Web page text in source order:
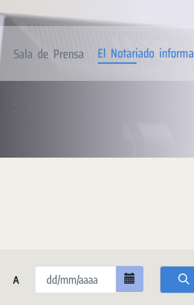
Sala de Prensa El Notariado informa
A